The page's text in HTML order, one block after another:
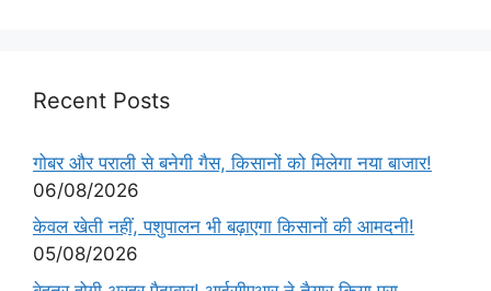
Recent Posts
गोबर और पराली से बनेगी गैस, किसानों को मिलेगा नया बाजार!
06/08/2026
केवल खेती नहीं, पशुपालन भी बढ़ाएगा किसानों की आमदनी!
05/08/2026